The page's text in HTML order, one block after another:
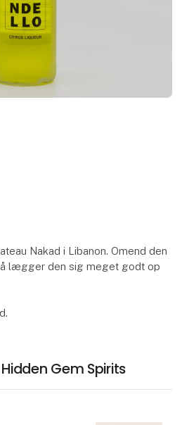
Nakad i Libanon. Omend den
lægger den sig meget godt op
Gem Spirits